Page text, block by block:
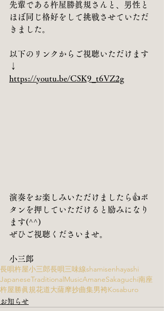
先輩である杵屋勝眞規さんと、男性と
ほぼ同じ格好をして挑戦させていただ
きました。
以下のリンクからご視聴いただけます
↓
https://youtu.be/CSK9_t6VZ2g
演奏をお楽しみいただけましたら👍ボ
タンを押していただけると励みになり
ます(^^)
ぜひご視聴くださいませ。
小三郎
長唄杵屋小三郎長唄三味線shamisenhayashi
JapaneseTraditionalMusicAmaneSakaguchi南座
杵屋勝眞規花道大薩摩抄曲集男袴Kosaburo
お知らせ